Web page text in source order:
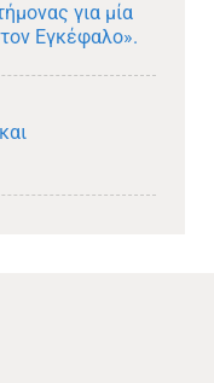
για μία
Εγκέφαλο».